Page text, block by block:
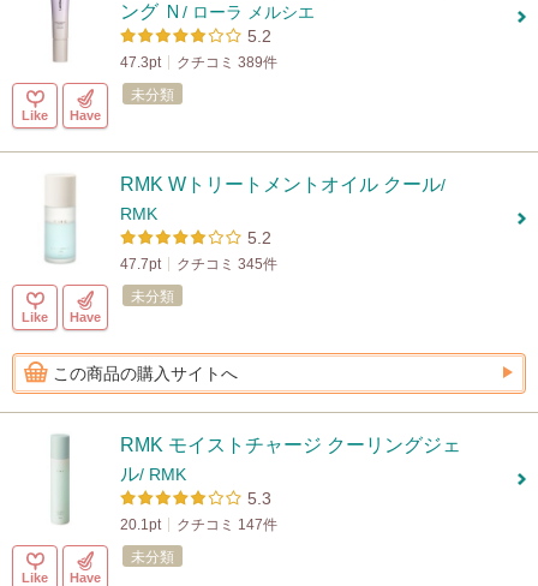
ング Ｎ / ローラ メルシエ
5.2
47.3pt クチコミ 389件
Like Have
未分類
RMK Wトリートメントオイル クール/
RMK
5.2
47.7pt クチコミ 345件
Like Have
未分類
この商品の購入サイトへ
RMK モイストチャージ クーリングジェ
ル/ RMK
5.3
20.1pt クチコミ 147件
Like Have
未分類